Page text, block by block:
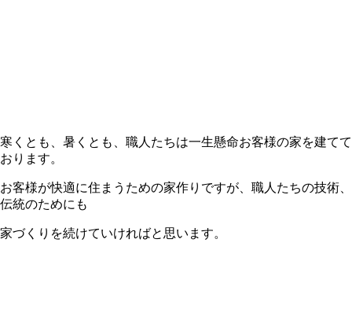
寒くとも、暑くとも、職人たちは一生懸命お客様の家を建てて
おります。
お客様が快適に住まうための家作りですが、職人たちの技術、
伝統のためにも
家づくりを続けていければと思います。